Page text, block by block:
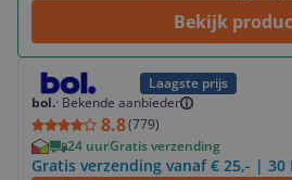
Bekijk
Laagste prijs
bol.· Bekende aanbieder
8.8(779)
24 uurGratis verzending
Gratis verzending vanaf € 25,- | 30
Bekijk product